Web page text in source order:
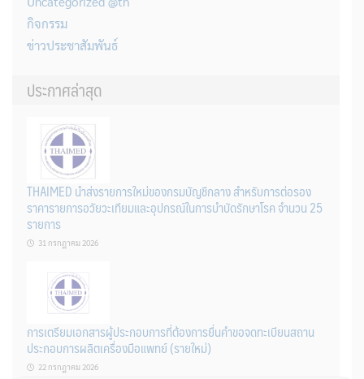
กิจกรรม
ข่าวประชาสัมพันธ์
ประกาศล่าสุด
THAIMED นำส่งรายการใหม่ของกรมบัญชีกลาง สำหรับการต่อรอง
ราคารายการอวัยวะเทียมและอุปกรณ์ในการบำบัดรักษาโรค จำนวน 25
รายการ
31 กรกฎาคม 2026
การเตรียมเอกสารผู้ประกอบการที่ต้องการยื่นคำขอจดทะเบียนสถาน
ประกอบการผลิตเครื่องมือแพทย์ (รายใหม่)
22 กรกฎาคม 2026